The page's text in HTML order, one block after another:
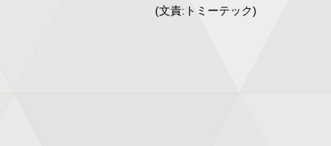
(文責:トミーテック)